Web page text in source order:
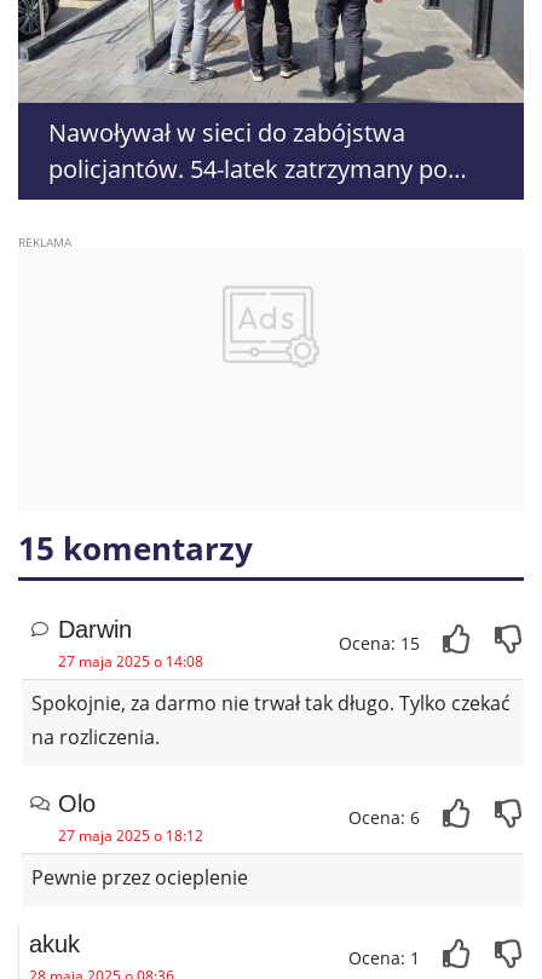
Nawoływał w sieci do zabójstwa
policjantów. 54-latek zatrzymany po
kilku godzinach
15 komentarzy
Darwin
27 maja 2025 o 14:08
Ocena: 15
Spokojnie, za darmo nie trwał tak długo. Tylko czekać
na rozliczenia.
Olo
27 maja 2025 o 18:12
Ocena: 6
Pewnie przez ocieplenie
akuk
Ocena: 1